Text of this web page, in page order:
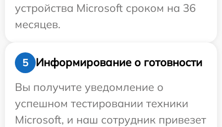
устройства Microsoft сроком на 36
месяцев.
5
Информирование о готовности
Вы получите уведомление о
успешном тестировании техники
Microsoft, и наш сотрудник привезет